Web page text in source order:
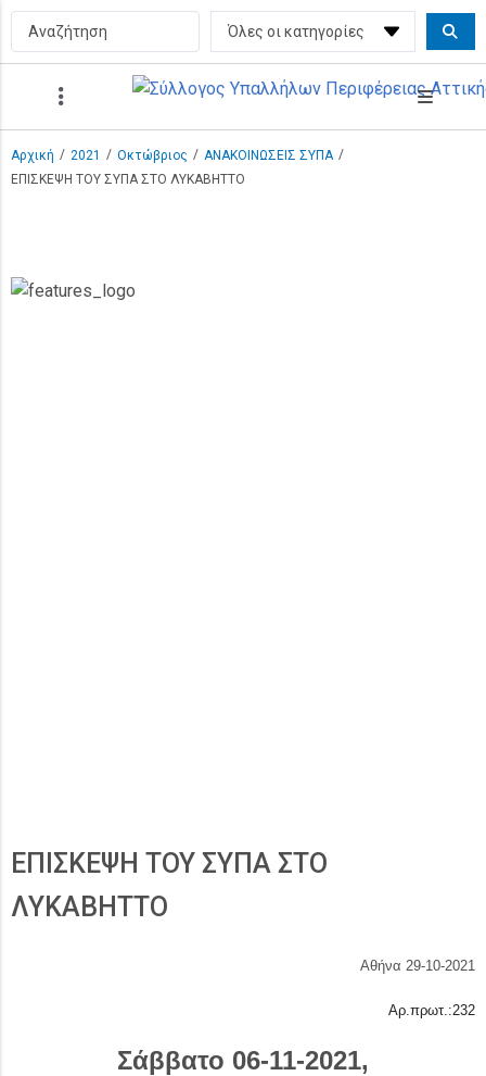
Αρχική / 2021 / Οκτώβριος / ΑΝΑΚΟΙΝΩΣΕΙΣ ΣΥΠΑ /
ΕΠΙΣΚΕΨΗ ΤΟΥ ΣΥΠΑ ΣΤΟ ΛΥΚΑΒΗΤΤΟ
ΕΠΙΣΚΕΨΗ ΤΟΥ ΣΥΠΑ ΣΤΟ
ΛΥΚΑΒΗΤΤΟ
Αθήνα 29-10-2021
Αρ.πρωτ.:232
Σάββατο 06-11-2021,